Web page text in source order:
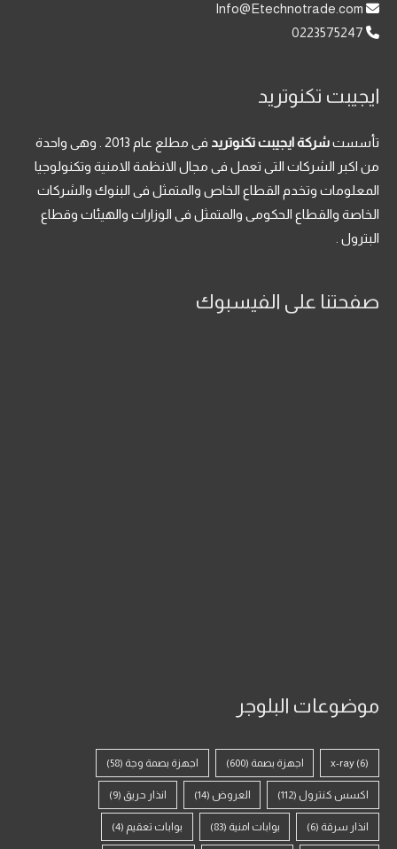
0223575247
ايجيبت تكنوتريد
تأسستشركة ايجيبت تكنوتريد
فى مطلع عام 2013 . وهى واحدة
من اكبر الشركات التى تعمل فى مجال الانظمة الامنية وتكنولوجيا
المعلومات وتخدم القطاع الخاص والمتمثل فى البنوك والشركات
الخاصة والقطاع الحكومى والمتمثل فى الوزارات والهيئات وقطاع
البترول .
صفحتنا على الفيسبوك
موضوعات البلوجر
x-ray (6) اجهزة بصمة (600) اجهزة بصمة وجة (58)
اكسس كنترول (112) العروض (14) انذار حريق (9)
انذار سرقة (6) بوابات امنية (83) بوابات تعقيم (4)